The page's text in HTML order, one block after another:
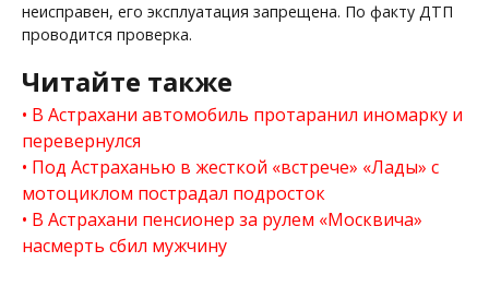
неисправен, его эксплуатация запрещена. По факту ДТП
проводится проверка.
Читайте также
В Астрахани автомобиль протаранил иномарку и
перевернулся
Под Астраханью в жесткой «встрече» «Лады» с
мотоциклом пострадал подросток
В Астрахани пенсионер за рулем «Москвича»
насмерть сбил мужчину